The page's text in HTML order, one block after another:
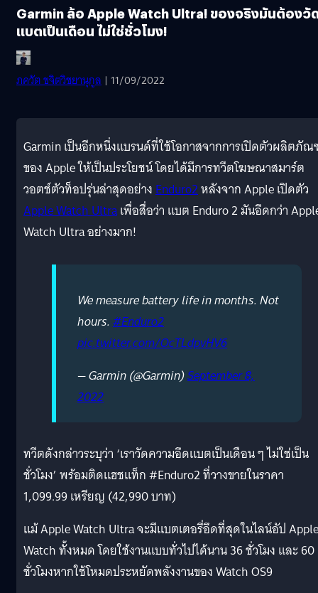
Garmin ล้อ Apple Watch Ultra! ของจริงมันต้องวั
แบตเป็นเดือน ไม่ใช่ชั่วโมง!
ภควัต ขจิตวิชยานุกูล | 11/09/2022
Garmin เป็นอีกหนึ่งแบรนด์ที่ใช้โอกาสจากการเปิดตัวผลิตภั
ของ Apple ให้เป็นประโยชน์ โดยได้มีการทวีตโฆษณาสมาร์ต
วอตช์ตัวท็อปรุ่นล่าสุดอย่างEnduro2หลังจาก Apple เปิดตัว
Apple Watch Ultraเพื่อสื่อว่า แบต Enduro 2 มันอึดกว่า
Watch Ultra อย่างมาก!
We measure battery life in months. Not
hours. #Enduro2
pic.twitter.com/OcTLdpvHV6
— Garmin (@Garmin)September 8,
2022
ทวีตดังกล่าวระบุว่า ‘เราวัดความอึดแบตเป็นเดือน ๆ ไม่ใช่เป็น
ชั่วโมง’ พร้อมติดแฮชแท็ก #Enduro2 ที่วางขายในราคา
1,099.99 เหรียญ (42,990 บาท)
แม้ Apple Watch Ultra จะมีแบตเตอรี่อึดที่สุดในไลน์อัป Apple
Watch ทั้งหมด โดยใช้งานแบบทั่วไปได้นาน 36 ชั่วโมง และ 60
ชั่วโมงหากใช้โหมดประหยัดพลังงานของ Watch OS9